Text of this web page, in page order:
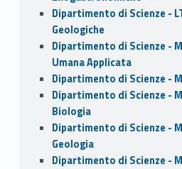
Dipartimento di Scienze -
Geologiche
Dipartimento di Scienze -
Umana Applicata
Dipartimento di Scienze -
Dipartimento di Scienze -
Biologia
Dipartimento di Scienze -
Geologia
Dipartimento di Scienze -